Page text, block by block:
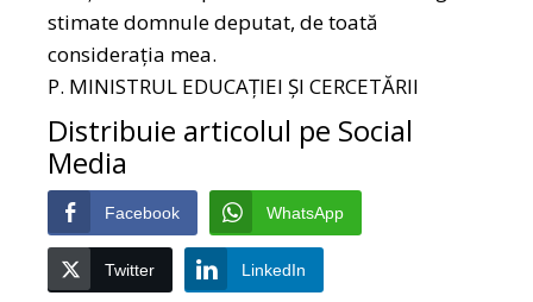
stimate domnule deputat, de toată
consideraţia mea.
P. MINISTRUL EDUCAȚIEI ȘI CERCETĂRII
Distribuie articolul pe Social
Media
Facebook WhatsApp
Twitter LinkedIn